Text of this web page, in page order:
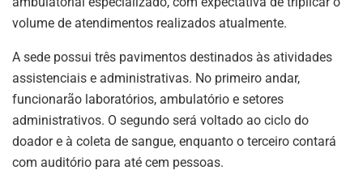
volume de atendimentos realizados atualmente.
A sede possui três pavimentos destinados às atividades
assistenciais e administrativas. No primeiro andar,
funcionarão laboratórios, ambulatório e setores
administrativos. O segundo será voltado ao ciclo do
doador e à coleta de sangue, enquanto o terceiro contará
com auditório para até cem pessoas.